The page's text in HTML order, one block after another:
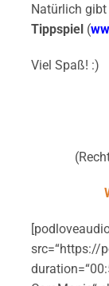
Natürlich
Tippspiel(
Viel Spaß! :)
src=“https://